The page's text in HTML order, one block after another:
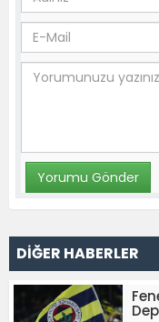
DİĞER HABERLER